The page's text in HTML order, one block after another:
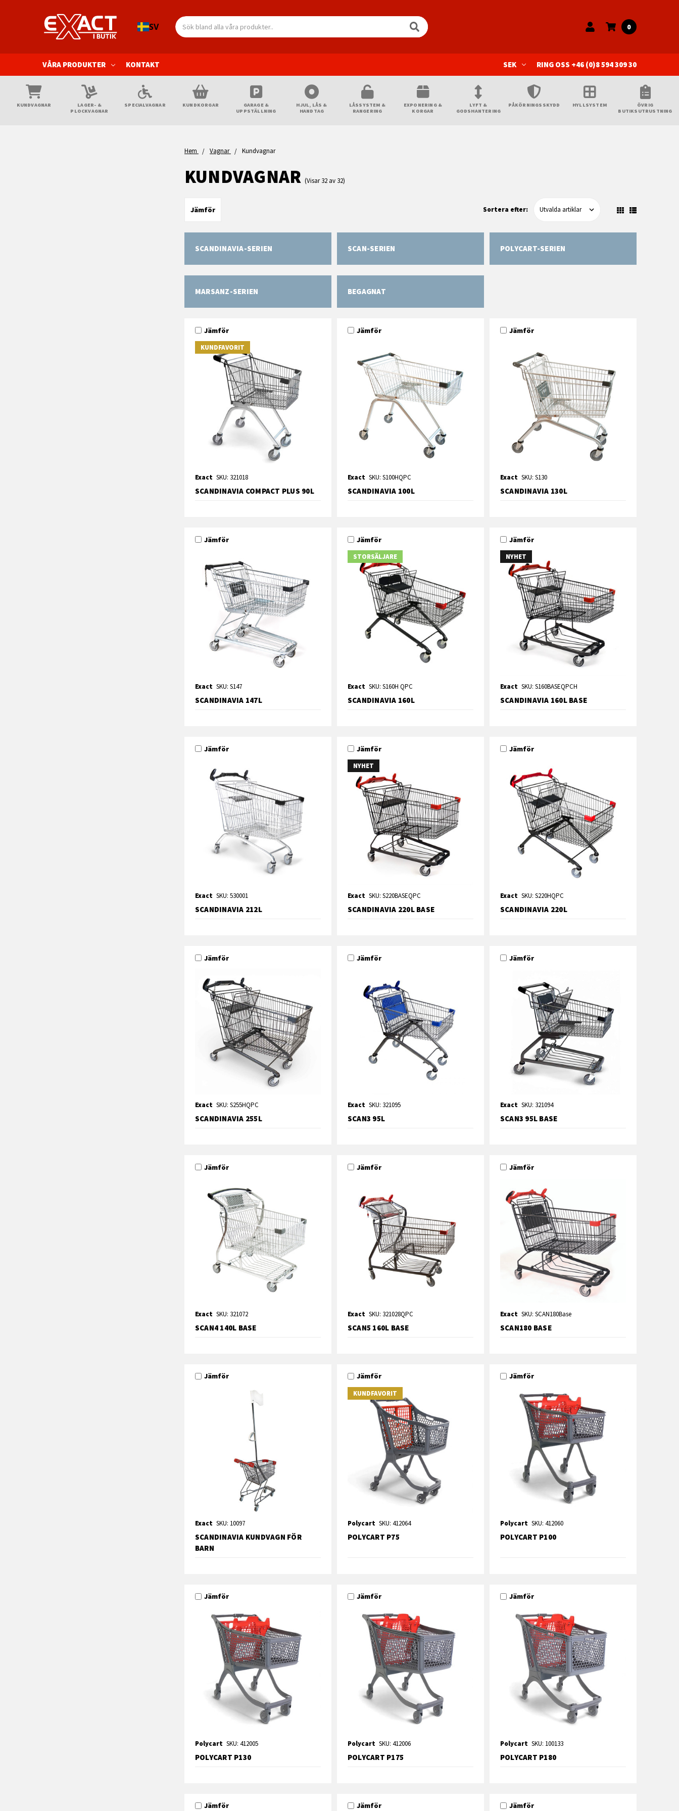
SV Sök
0
VÅRA PRODUKTER KONTAKT SEK RING OSS +46 (0)8 594 309 30
KUNDVAGNAR
LAGER- &
PLOCKVAGNAR
SPECIALVAGNAR KUNDKORGAR
GARAGE &
UPPSTÄLLNING
HJUL, LÅS &
HANDTAG
LÅSSYSTEM &
RANGERING
EXPONERING &
KORGAR
LYFT &
GODSHANTERING
PÅKÖRNINGSSKYDD HYLLSYSTEM
ÖVRIG
BUTIKSUTRUSTNING
Hem Vagnar Kundvagnar
KUNDVAGNAR (Visar 32 av 32)
Jämför Sortera efter:
SCANDINAVIA-SERIEN SCAN-SERIEN POLYCART-SERIEN
MARSANZ-SERIEN BEGAGNAT
KUNDFAVORIT
Jämför
Exact SKU: 321018
SCANDINAVIA COMPACT PLUS 90L
Jämför
Exact SKU: S100HQPC
SCANDINAVIA 100L
Jämför
Exact SKU: S130
SCANDINAVIA 130L
Jämför
Exact SKU: S147
SCANDINAVIA 147L
STORSÄLJARE
Jämför
Exact SKU: S160H QPC
SCANDINAVIA 160L
NYHET
Jämför
Exact SKU: S160BASEQPCH
SCANDINAVIA 160L BASE
Jämför
Exact SKU: 530001
SCANDINAVIA 212L
NYHET
Jämför
Exact SKU: S220BASEQPC
SCANDINAVIA 220L BASE
Jämför
Exact SKU: S220HQPC
SCANDINAVIA 220L
Jämför
Exact SKU: S255HQPC
SCANDINAVIA 255L
Jämför
Exact SKU: 321095
SCAN3 95L
Jämför
Exact SKU: 321094
SCAN3 95L BASE
Jämför
Exact SKU: 321072
SCAN4 140L BASE
Jämför
Exact SKU: 321028QPC
SCAN5 160L BASE
Jämför
Exact SKU: SCAN180Base
SCAN180 BASE
Jämför
Exact SKU: 10097
SCANDINAVIA KUNDVAGN FÖR
BARN
KUNDFAVORIT
Jämför
Polycart SKU: 412064
POLYCART P75
Jämför
Polycart SKU: 412060
POLYCART P100
Jämför
Polycart SKU: 412005
POLYCART P130
Jämför
Polycart SKU: 412006
POLYCART P175
Jämför
Polycart SKU: 100133
POLYCART P180
Jämför Jämför Jämför